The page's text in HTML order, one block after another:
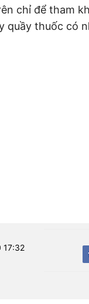
chỉ để tham
quầy thuốc có
17:32